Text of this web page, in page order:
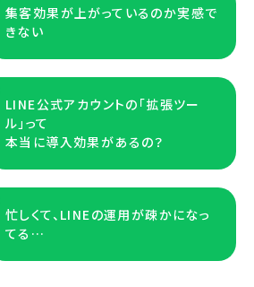
集客効果が上がっているのか実感で
きない
LINE公式アカウントの「拡張ツー
ル」って
本当に導入効果があるの？
忙しくて、LINEの運用が疎かになっ
てる…